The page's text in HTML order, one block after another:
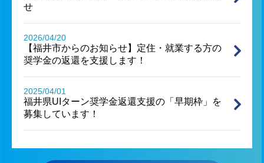
せ
2026/04/20
【福井市からのお知らせ】定住・就業する方の
奨学金の返還を支援します！
2025/04/01
福井県UIターン奨学金返還支援の「早期枠」を
募集しています！